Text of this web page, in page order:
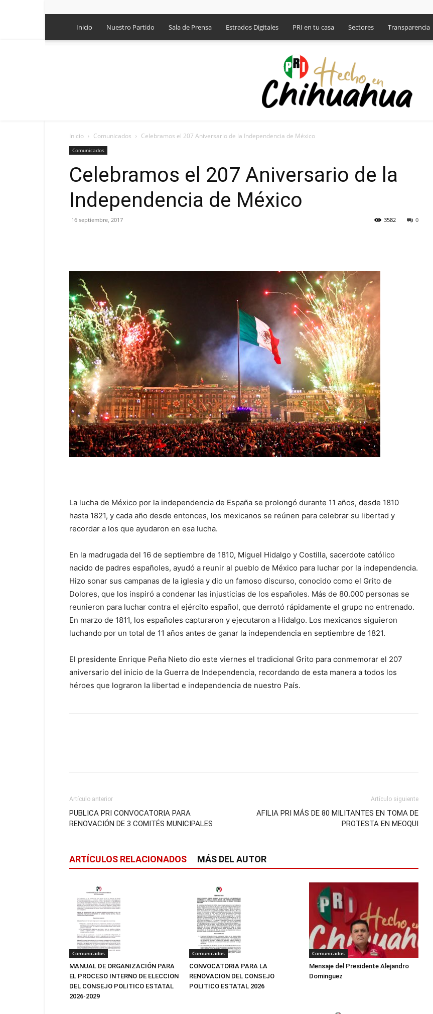
Inicio Nuestro Partido Sala de Prensa Estrados Digitales PRI en tu casa Sectores Transparencia
CDE
Chihuahua
Inicio Comunicados Celebramos el 207 Aniversario de la Independencia de México
Comunicados
Celebramos el 207 Aniversario de la
Independencia de México
16 septiembre, 2017 0
3582
La lucha de México por la independencia de España se prolongó durante 11 años, desde 1810
hasta 1821, y cada año desde entonces, los mexicanos se reúnen para celebrar su libertad y
recordar a los que ayudaron en esa lucha.
En la madrugada del 16 de septiembre de 1810, Miguel Hidalgo y Costilla, sacerdote católico
nacido de padres españoles, ayudó a reunir al pueblo de México para luchar por la independencia.
Hizo sonar sus campanas de la iglesia y dio un famoso discurso, conocido como el Grito de
Dolores, que los inspiró a condenar las injusticias de los españoles. Más de 80.000 personas se
reunieron para luchar contra el ejército español, que derrotó rápidamente el grupo no entrenado.
En marzo de 1811, los españoles capturaron y ejecutaron a Hidalgo. Los mexicanos siguieron
luchando por un total de 11 años antes de ganar la independencia en septiembre de 1821.
El presidente Enrique Peña Nieto dio este viernes el tradicional Grito para conmemorar el 207
aniversario del inicio de la Guerra de Independencia, recordando de esta manera a todos los
héroes que lograron la libertad e independencia de nuestro País.
Artículo anterior
PUBLICA PRI CONVOCATORIA PARA
RENOVACIÓN DE 3 COMITÉS MUNICIPALES
Artículo siguiente
AFILIA PRI MÁS DE 80 MILITANTES EN TOMA DE
PROTESTA EN MEOQUI
ARTÍCULOS RELACIONADOS MÁS DEL AUTOR
Comunicados
MANUAL DE ORGANIZACIÓN PARA
EL PROCESO INTERNO DE ELECCION
DEL CONSEJO POLITICO ESTATAL
2026-2029
Comunicados
CONVOCATORIA PARA LA
RENOVACION DEL CONSEJO
POLITICO ESTATAL 2026
Comunicados
Mensaje del Presidente Alejandro
Dominguez